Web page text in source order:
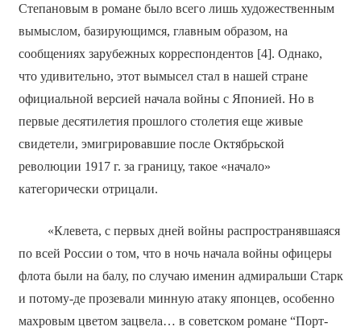
Степановым в романе было всего лишь художественным
вымыслом, базирующимся, главным образом, на
сообщениях зарубежных корреспондентов [4]. Однако,
что удивительно, этот вымысел стал в нашей стране
официальной версией начала войны с Японией. Но в
первые десятилетия прошлого столетия еще живые
свидетели, эмигрировавшие после Октябрьской
революции 1917 г. за границу, такое «начало»
категорически отрицали.
«Клевета, с первых дней войны распространявшаяся
по всей России о том, что в ночь начала войны офицеры
флота были на балу, по случаю именин адмиральши Старк
и потому-де прозевали минную атаку японцев, особенно
махровым цветом зацвела… в советском романе “Порт-